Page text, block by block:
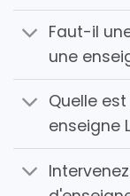
Faut-il
une
Quelle
enseigne